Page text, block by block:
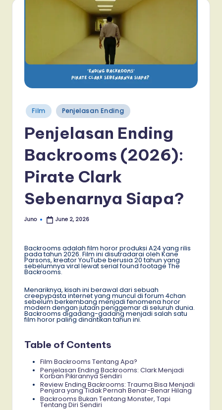
Posted
in Film Penjelasan Ending
Penjelasan Ending
Backrooms (2026):
Pirate Clark
Sebenarnya Siapa?
Posted
Juno June 2, 2026
Backrooms adalah film horor produksi A24 yang rilis
pada tahun 2026. Film ini disutradarai oleh Kane
Parsons, kreator YouTube berusia 20 tahun yang
sebelumnya viral lewat serial found footage The
Backrooms.
Menariknya, kisah ini berawal dari sebuah
creepypasta internet yang muncul di forum 4chan
sebelum berkembang menjadi fenomena horor
modern dengan jutaan penggemar di seluruh dunia.
Backrooms digadang-gadang menjadi salah satu
film horor paling dinantikan tahun ini.
Table of Contents
Film Backrooms Tentang Apa?
Penjelasan Ending Backrooms: Clark Menjadi
Korban Pikirannya Sendiri
Review Ending Backrooms: Trauma Bisa Menjadi
Penjara yang Tidak Pernah Benar-Benar Hilang
Backrooms Bukan Tentang Monster, Tapi
Tentang Diri Sendiri